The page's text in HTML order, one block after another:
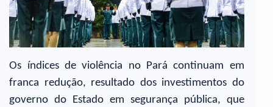
Os índices de violência no Pará continuam em
franca redução, resultado dos investimentos do
governo do Estado em segurança pública, que